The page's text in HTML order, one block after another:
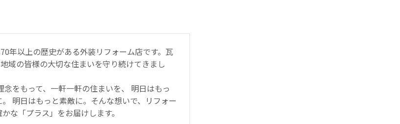
年以上の歴史がある外装リフォーム店です。瓦
域の皆様の大切な住まいを守り続けてきまし
をもって、一軒一軒の住まいを、 明日はもっ
明日はもっと素敵に。そんな想いで、リフォー
な「プラス」をお届けします。